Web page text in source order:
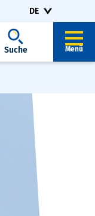
DE
Suche Menü